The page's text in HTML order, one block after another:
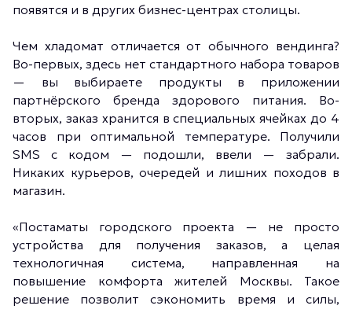
появятся и в других бизнес-центрах столицы.
Чем хладомат отличается от обычного вендинга?
Во-первых, здесь нет стандартного набора товаров
— вы выбираете продукты в приложении
партнёрского бренда здорового питания. Во-
вторых, заказ хранится в специальных ячейках до 4
часов при оптимальной температуре. Получили
SMS с кодом — подошли, ввели — забрали.
Никаких курьеров, очередей и лишних походов в
магазин.
«Постаматы городского проекта — не просто
устройства для получения заказов, а целая
технологичная система, направленная на
повышение комфорта жителей Москвы. Такое
решение позволит сэкономить время и силы,